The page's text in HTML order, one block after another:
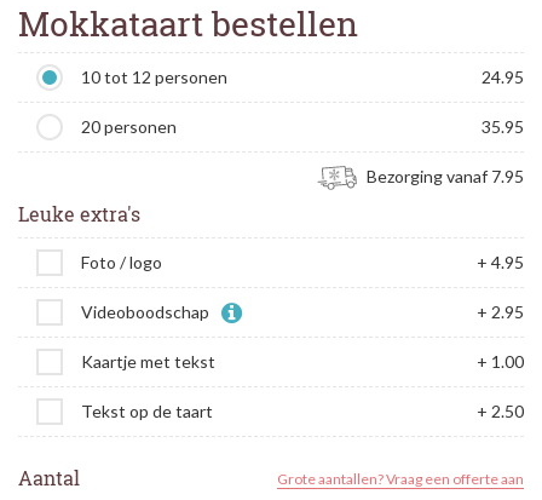
Mokkataart bestellen
10 tot 12 personen 24.95
20 personen 35.95
Bezorging vanaf 7.95
Leuke extra's
Foto / logo + 4.95
Videoboodschap + 2.95
Kaartje met tekst + 1.00
Tekst op de taart + 2.50
Aantal Grote aantallen? Vraag een offerte aan